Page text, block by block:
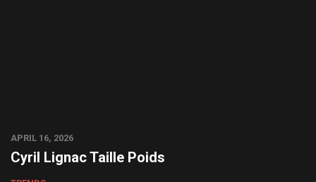
APRIL 16, 2026
Cyril Lignac Taille Poids